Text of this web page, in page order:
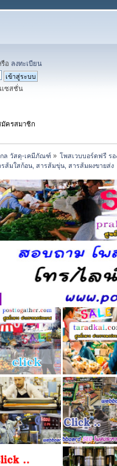
อ ลงทะเบียน
เซสชั่น
มัครสมาชิก
กล วัสดุ-เคมีภัณฑ์ » โพสเวบบอร์ดฟรี รอ
ส้มใสก้อน, สารส้มขุ่น, สารส้มผงขายส่ง